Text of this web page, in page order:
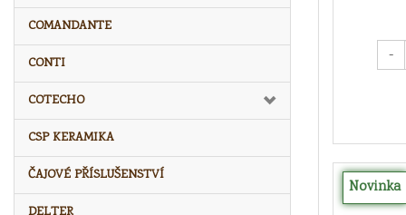
COMANDANTE
CONTI
COTECHO
CSP KERAMIKA
ČAJOVÉ PŘÍSLUŠENSTVÍ
-
Novinka